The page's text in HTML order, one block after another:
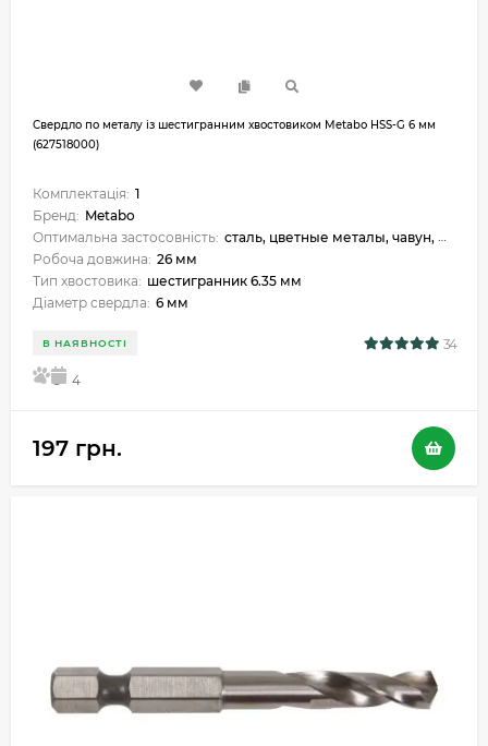
Свердло по металу із шестигранним хвостовиком Metabo HSS-G 6 мм
(627518000)
Комплектація: 1
Бренд: Metabo
Оптимальна застосовність: сталь, цветные металы, чавун, металокераміка, пластик
Робоча довжина: 26 мм
Тип хвостовика: шестигранник 6.35 мм
Діаметр свердла: 6 мм
В НАЯВНОСТІ 34
5 4
197 грн.